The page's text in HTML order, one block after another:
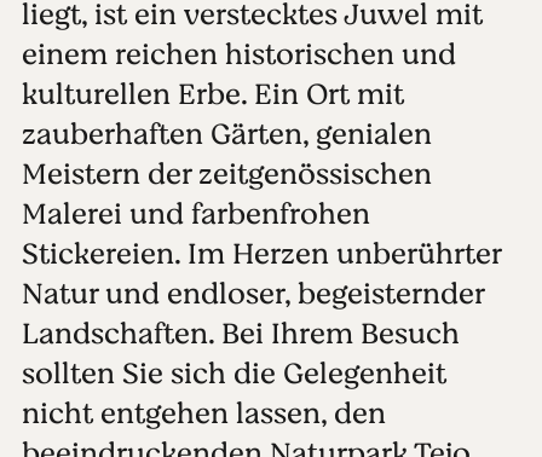
liegt, ist ein verstecktes Juwel mit
einem reichen historischen und
kulturellen Erbe. Ein Ort mit
zauberhaften Gärten, genialen
Meistern der zeitgenössischen
Malerei und farbenfrohen
Stickereien. Im Herzen unberührter
Natur und endloser, begeisternder
Landschaften. Bei Ihrem Besuch
sollten Sie sich die Gelegenheit
nicht entgehen lassen, den